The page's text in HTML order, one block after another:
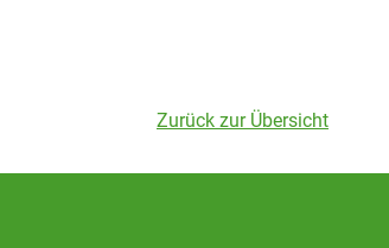
Zurück zur Übersicht